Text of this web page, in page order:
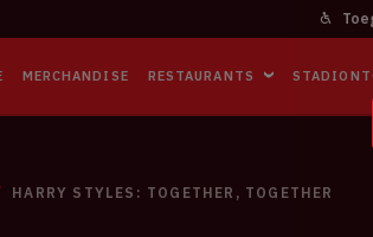
MERCHANDISE RESTAURANTS
HARRY STYLES: TOGETHER, TOGETHER